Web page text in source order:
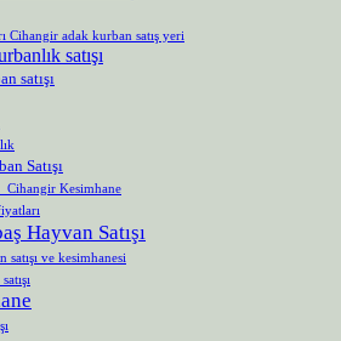
Cihangir adak kurban satış yeri
satışı
satışı
Satışı
Kesimhane
Hayvan Satışı
ve kesimhanesi